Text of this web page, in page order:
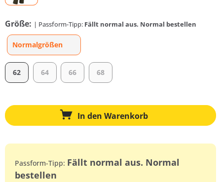
Größe: | Passform-Tipp: Fällt normal aus. Normal bestellen
Normalgrößen
62 64 66 68
In den Warenkorb
Passform-Tipp: Fällt normal aus. Normal
bestellen